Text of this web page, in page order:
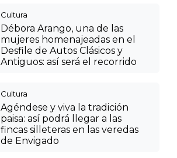
Cultura
Débora Arango, una de las
mujeres homenajeadas en el
Desfile de Autos Clásicos y
Antiguos: así será el recorrido
Cultura
Agéndese y viva la tradición
paisa: así podrá llegar a las
fincas silleteras en las veredas
de Envigado